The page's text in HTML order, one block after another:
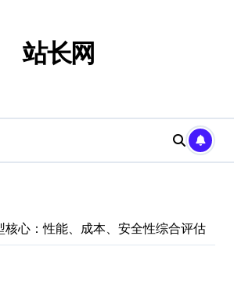
站长网
核心：性能、成本、安全性综合评估